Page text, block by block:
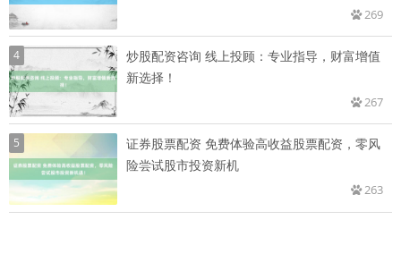
269
4
炒股配资咨询 线上投顾：专业指导，财富增值
新选择！
267
5
证券股票配资 免费体验高收益股票配资，零风
险尝试股市投资新机
263